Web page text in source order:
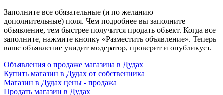
Заполните все обязательные (и по желанию —
дополнительные) поля. Чем подробнее вы заполните
объявление, тем быстрее получится продать объект. Когда все
заполните, нажмите кнопку «Разместить объявление». Теперь
ваше объявление увидит модератор, проверит и опубликует.
Объявления о продаже магазина в Дудах
Купить магазин в Дудах от собственника
Магазин в Дудах цены - продажа
Продать магазин в Дудах